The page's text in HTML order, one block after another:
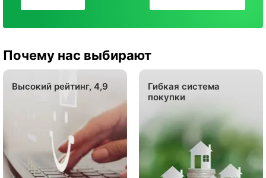
Почему нас выбирают
Высокий рейтинг, 4,9
Гибкая система
покупки